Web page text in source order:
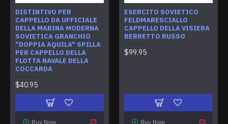
DISTINTIVO PER
CAPPELLO DA UFFICIALE
DELLA MARINA MODERNA
SOVIETICA GRANCHIO
"DOPPIA AQUILA" SPILLA
PER CAPPELLO DELLA
FLOTTA NAVALE DELLA
COCCARDA
$40.95
Buy Now
ESERCITO SOVIETICO
FELDMARESCIALLO
CAPPELLO DELLA VISIERA
BERRETTO RUSSO
$99.95
Buy Now